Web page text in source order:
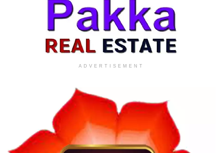
ADVERTISEMENT